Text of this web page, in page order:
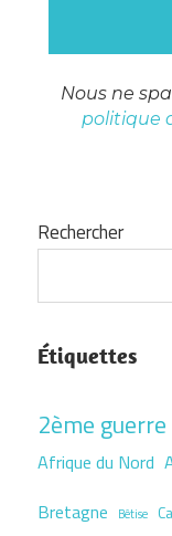
Nous ne
politique
Rechercher
Étiquettes
2ème
Afrique du Nord
Bretagne Bêtise